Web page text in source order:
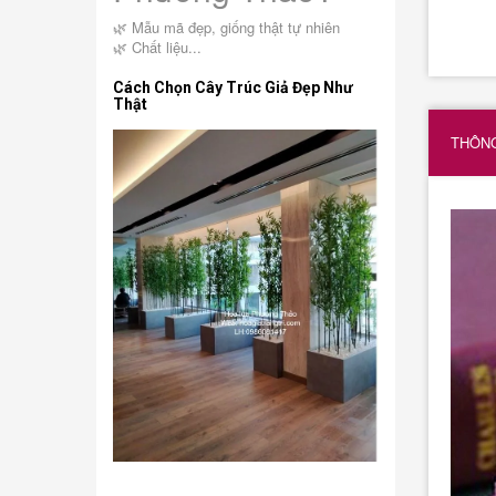
🌿 Mẫu mã đẹp, giống thật tự nhiên
🌿 Chất liệu...
Cách Chọn Cây Trúc Giả Đẹp Như
Thật